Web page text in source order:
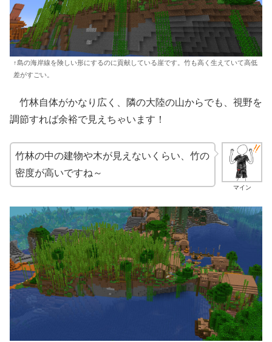
↑島の海岸線を険しい形にするのに貢献している崖です。竹も高く生えていて高低
差がすごい。
竹林自体がかなり広く、隣の大陸の山からでも、視野を
調節すれば余裕で見えちゃいます！
マイン
竹林の中の建物や木が見えないくらい、竹の
密度が高いですね～